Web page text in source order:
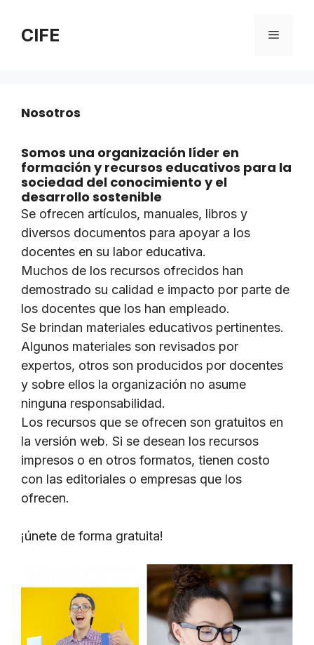
CIFE Menú
Nosotros
Somos una organización líder en
formación y recursos educativos para la
sociedad del conocimiento y el
desarrollo sostenible
Se ofrecen artículos, manuales, libros y
diversos documentos para apoyar a los
docentes en su labor educativa.
Muchos de los recursos ofrecidos han
demostrado su calidad e impacto por parte de
los docentes que los han empleado.
Se brindan materiales educativos pertinentes.
Algunos materiales son revisados por
expertos, otros son producidos por docentes
y sobre ellos la organización no asume
ninguna responsabilidad.
Los recursos que se ofrecen son gratuitos en
la versión web. Si se desean los recursos
impresos o en otros formatos, tienen costo
con las editoriales o empresas que los
ofrecen.
¡únete de forma gratuita!